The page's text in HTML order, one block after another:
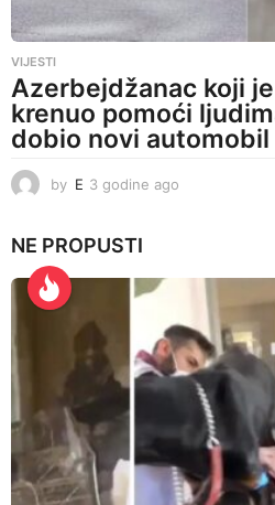
VIJESTI
Azerbejdžanac koji
krenuo pomoći
dobio novi automobil
by E 3 godine ago
a
g
o
NE PROPUSTI